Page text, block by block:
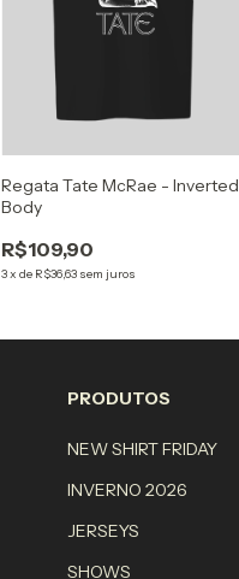
Regata Tate McRae - Inverted
Body
R$109,90
3xde R$36,63 sem juros
PRODUTOS
NEW SHIRT FRIDAY
INVERNO 2026
JERSEYS
SHOWS